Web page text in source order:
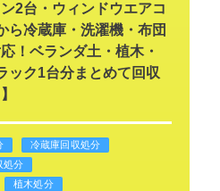
2台・ウィンドウエアコ
ら冷蔵庫・洗濯機・布団
！ベランダ土・植木・
ック1台分まとめて回収
冷蔵庫回収処分
処分
植木処分